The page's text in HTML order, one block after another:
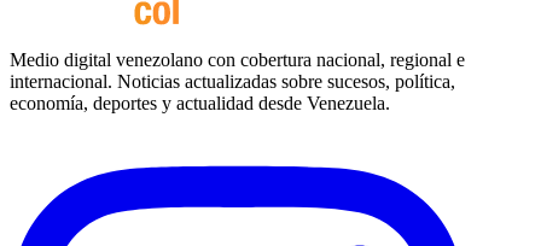
Medio digital venezolano con cobertura nacional, regional e
internacional. Noticias actualizadas sobre sucesos, política,
economía, deportes y actualidad desde Venezuela.